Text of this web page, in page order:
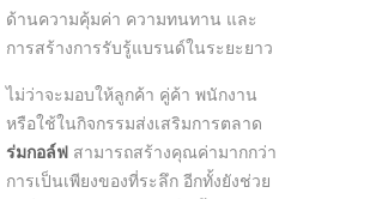
ด้านความคุ้มค่า ความทนทาน และ
การสร้างการรับรู้แบรนด์ในระยะยาว
ไม่ว่าจะมอบให้ลูกค้า คู่ค้า พนักงาน
หรือใช้ในกิจกรรมส่งเสริมการตลาด
ร่มกอล์ฟ สามารถสร้างคุณค่ามากกว่า
การเป็นเพียงของที่ระลึก อีกทั้งยังช่วย